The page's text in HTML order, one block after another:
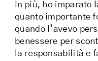
in più, ho imparato
quanto importante
quando l’avevo
benessere per
la responsabilità e